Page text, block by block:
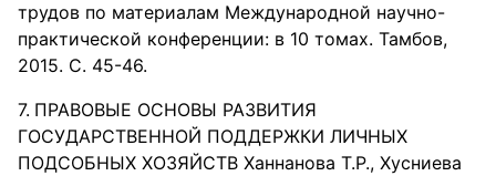
трудов по материалам Международной научно-
практической конференции: в 10 томах. Тамбов,
2015. С. 45-46.
ПРАВОВЫЕ ОСНОВЫ РАЗВИТИЯ
ГОСУДАРСТВЕННОЙ ПОДДЕРЖКИ ЛИЧНЫХ
ПОДСОБНЫХ ХОЗЯЙСТВ Ханнанова Т.Р., Хусниева